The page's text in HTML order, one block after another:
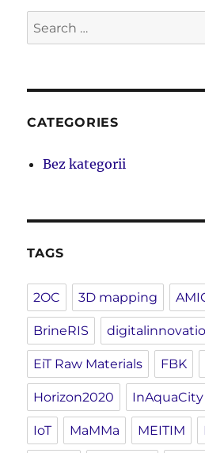
Search
for:
CATEGORIES
Bez kategorii
TAGS
2OC 3D mapping
BrineRIS
EiT Raw Materials FBK
Horizon2020 InAquaCity
IoT MaMMa MEITIM